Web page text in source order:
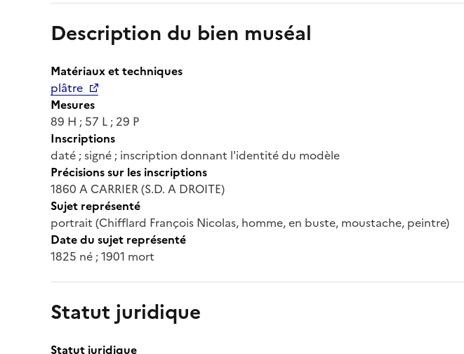
Description du bien muséal
Matériaux et techniques
plâtre
Mesures
89 H ; 57 L ; 29 P
Inscriptions
daté ; signé ; inscription donnant l'identité du modèle
Précisions sur les inscriptions
1860 A CARRIER (S.D. A DROITE)
Sujet représenté
portrait (Chifflard François Nicolas, homme, en buste, moustache, peintre)
Date du sujet représenté
1825 né ; 1901 mort
Statut juridique
Statut juridique